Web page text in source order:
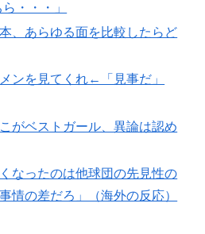
たい」日本代表森保一監督、退任
挑戦か!?「視野には入れていま
監督就任が可能【海外の反応】
標的には運がいいだけの選手だけ
「ランナーを背負った時の投球
日本にいた時からこんなスタイル
ンを見てくれ←「見事だ」（海外
・・・」
、あらゆる面を比較したらど
ンを見てくれ←「見事だ」
がベストガール、異論は認め
なったのは他球団の先見性の
情の差だろ」（海外の反応）